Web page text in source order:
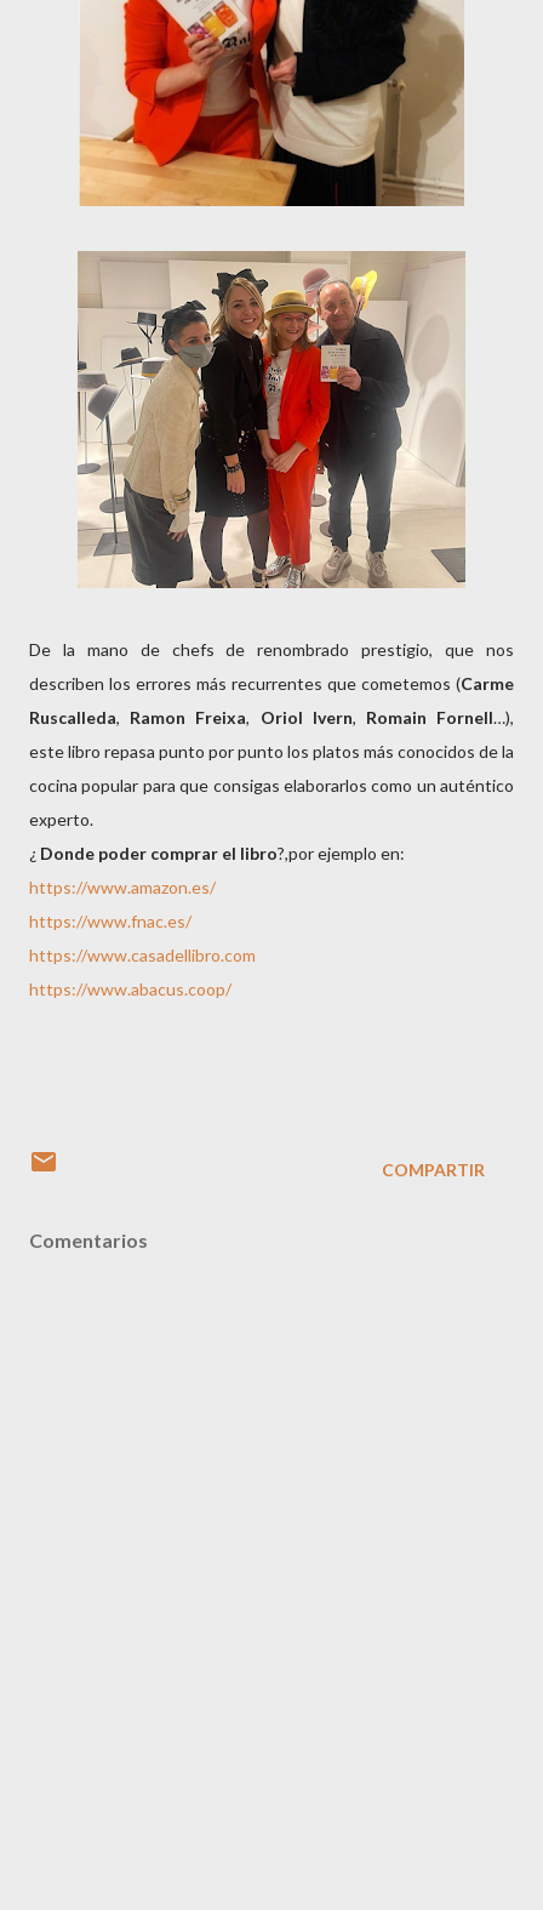
De la mano de chefs de renombrado prestigio, que nos
describen los errores más recurrentes que cometemos (Carme
Ruscalleda, Ramon Freixa, Oriol Ivern, Romain Fornell…),
este libro repasa punto por punto los platos más conocidos de la
cocina popular para que consigas elaborarlos como un auténtico
experto.
¿ Donde poder comprar el libro?,por ejemplo en:
https://www.amazon.es/
https://www.fnac.es/
https://www.casadellibro.com
https://www.abacus.coop/
COMPARTIR
Comentarios